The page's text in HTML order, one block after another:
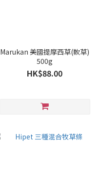
Marukan 美國提摩西草(軟草)
500g
HK$88.00